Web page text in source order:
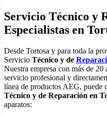
Servicio Técnico y
Especialistas en
Desde Tortosa y para toda la
Servicio Técnico y de
Nuestra empresa con más de
servicio profesional y
línea de productos AEG, puede
Técnico y de Reparación en
aparatos: